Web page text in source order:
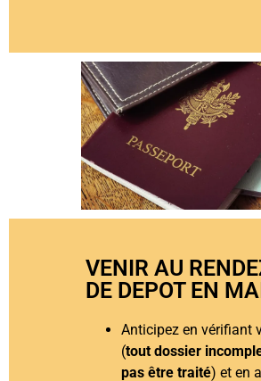
VENIR AU
DE DEPOT EN
Anticipez en vérifiant
(tout dossier
pas être traité) et en